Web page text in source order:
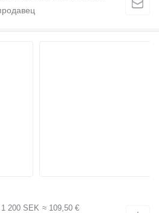
1 200 SEK ≈ 109,50 €